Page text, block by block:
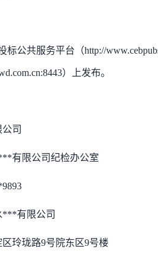
标公共服务平台（http://
）上发布。
司
有限公司纪检办公室
***有限公司
玲珑路9号院东区9号楼